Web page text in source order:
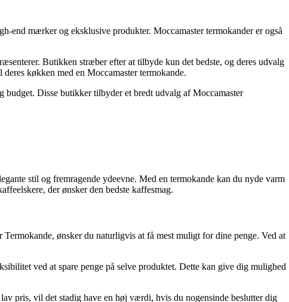
mærker og eksklusive produkter. Moccamaster termokander er også
Butikken stræber efter at tilbyde kun det bedste, og deres udvalg
køkken med en Moccamaster termokande.
Disse butikker tilbyder et bredt udvalg af Moccamaster
stil og fremragende ydeevne. Med en termokande kan du nyde varm
der ønsker den bedste kaffesmag.
ønsker du naturligvis at få mest muligt for dine penge. Ved at
ved at spare penge på selve produktet. Dette kan give dig mulighed
pris, vil det stadig have en høj værdi, hvis du nogensinde beslutter dig